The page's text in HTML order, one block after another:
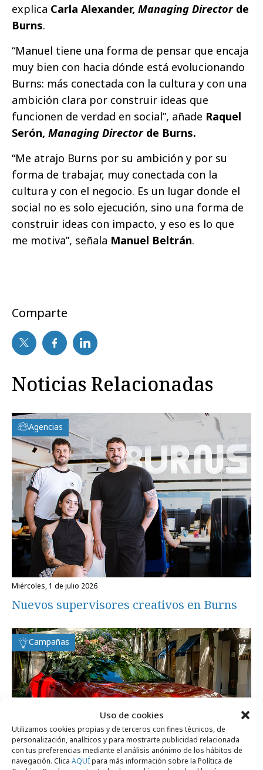
Uso de cookies
Utilizamos cookies propias y de terceros con fines técnicos, de
personalización, analíticos y para mostrarte publicidad relacionada
con tus preferencias mediante el análisis anónimo de los hábitos de
navegación. Clica AQUÍpara más información sobre la Política de
explica Carla Alexander, Managing Directorde
Burns.
“Manuel tiene una forma de pensar que encaja
muy bien con hacia dónde está evolucionando
Burns: más conectada con la cultura y con una
ambición clara por construir ideas que
funcionen de verdad en social”, añade Raquel
Serón, Managing Directorde Burns.
“Me atrajo Burns por su ambición y por su
forma de trabajar, muy conectada con la
cultura y con el negocio. Es un lugar donde el
social no es solo ejecución, sino una forma de
construir ideas con impacto, y eso es lo que
me motiva”, señala Manuel Beltrán.
Comparte
Noticias Relacionadas
Agencias
miércoles, 1 de julio 2026
Nuevos supervisores creativos en Burns
Campañas